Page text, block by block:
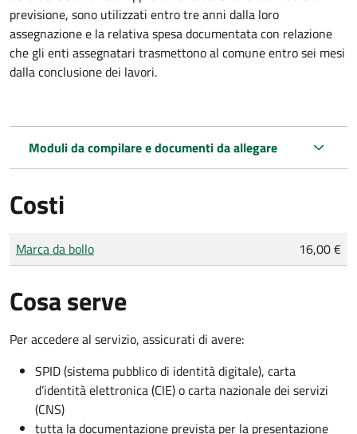
previsione, sono utilizzati entro tre anni dalla loro
assegnazione e la relativa spesa documentata con relazione
che gli enti assegnatari trasmettono al comune entro sei mesi
dalla conclusione dei lavori.
Moduli da compilare e documenti da allegare
Costi
Tipo di pagamento
Importo
Marca da bollo 16,00 €
Cosa serve
Per accedere al servizio, assicurati di avere:
SPID (sistema pubblico di identità digitale), carta
d’identità elettronica (CIE) o carta nazionale dei servizi
(CNS)
tutta la documentazione prevista per la presentazione